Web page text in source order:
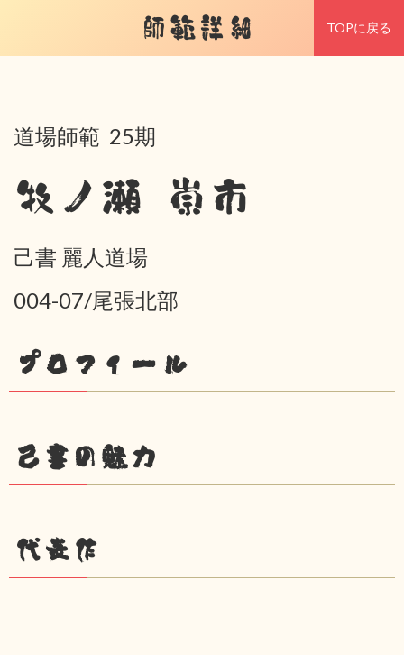
師範詳細 TOPに戻る
道場師範 25期
牧ノ瀬 崇市
己書 麗人道場
004-07/尾張北部
プロフィール
己書の魅力
代表作